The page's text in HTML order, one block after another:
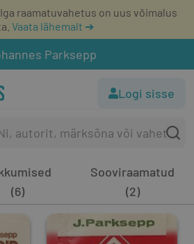
Iga raamatuvahetus on uus võimalus
Vaata lähemalt ➔
Parksepp
Logi sisse
(6)
Sooviraamatud
(2)